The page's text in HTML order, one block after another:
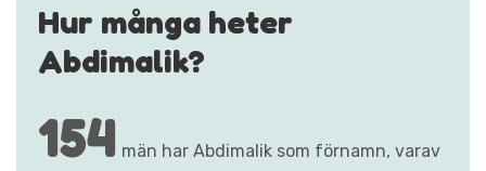
Hur många heter
Abdimalik?
154 män har Abdimalik som förnamn, varav